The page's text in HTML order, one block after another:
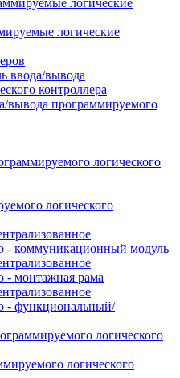
логические
ввода/вывода
контроллера
вывода программируемого
логического
логического
- коммуникационный модуль
- монтажная рама
- функциональный/
логического
логического